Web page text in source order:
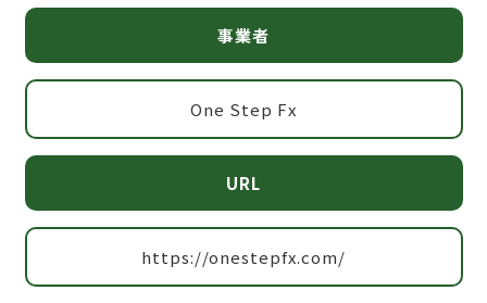
事業者
One Step Fx
URL
https://onestepfx.com/